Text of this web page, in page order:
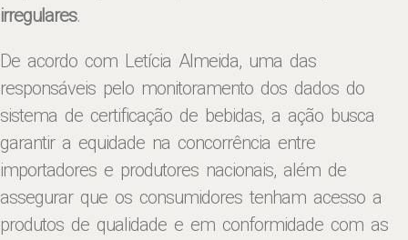
irregulares.
De acordo com Letícia Almeida, uma das
responsáveis pelo monitoramento dos dados do
sistema de certificação de bebidas, a ação busca
garantir a equidade na concorrência entre
importadores e produtores nacionais, além de
assegurar que os consumidores tenham acesso a
produtos de qualidade e em conformidade com as